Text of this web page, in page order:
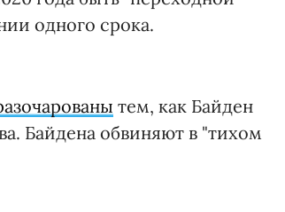
одного срока.
тем, как Байден
Байдена обвиняют в "тихом